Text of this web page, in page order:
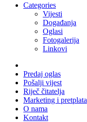
Categories
Vijesti
Događanja
Oglasi
Fotogalerija
Linkovi
Predaj oglas
Pošalji vijest
Riječ čitatelja
Marketing i pretplata
O nama
Kontakt